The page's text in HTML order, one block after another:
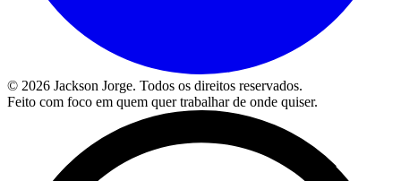
© 2026 Jackson Jorge. Todos os direitos reservados.
Feito com foco em quem quer trabalhar de onde quiser.